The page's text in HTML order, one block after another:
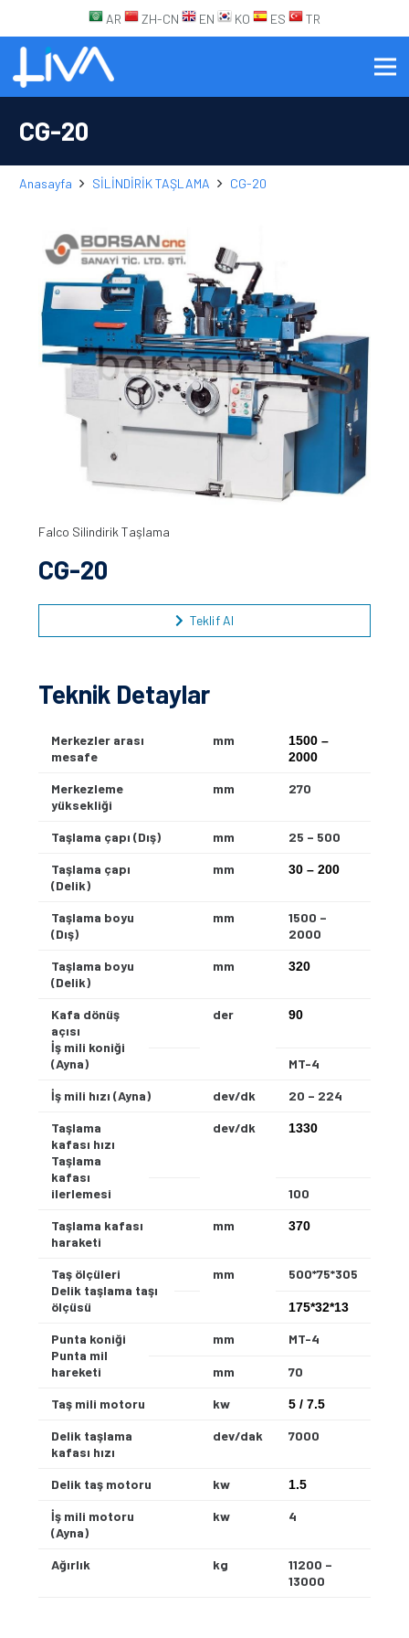
AR ZH-CN EN KO ES TR
CG-20
Anasayfa SİLİNDİRİK TAŞLAMA CG-20
Falco Silindirik Taşlama
CG-20
Teklif Al
Teknik Detaylar
Merkezler arası
mesafe
mm
1500 –
2000
Merkezleme
yüksekliği
mm 270
Taşlama çapı (Dış) mm 25 – 500
Taşlama çapı
(Delik)
mm 30 – 200
Taşlama boyu
(Dış)
mm
1500 –
2000
Taşlama boyu
(Delik)
mm 320
Kafa dönüş
açısı
İş mili koniği
(Ayna)
der 90
MT-4
İş mili hızı (Ayna) dev/dk 20 – 224
Taşlama
kafası hızı
Taşlama
kafası
ilerlemesi
dev/dk 1330
100
Taşlama kafası
haraketi
mm 370
Taş ölçüleri
Delik taşlama taşı
ölçüsü
mm 500*75*305
175*32*13
Punta koniği
Punta mil
hareketi
mm MT-4
mm 70
Taş mili motoru kw 5 / 7.5
Delik taşlama
kafası hızı
dev/dak 7000
Delik taş motoru kw 1.5
İş mili motoru
(Ayna)
kw 4
Ağırlık kg
11200 –
13000